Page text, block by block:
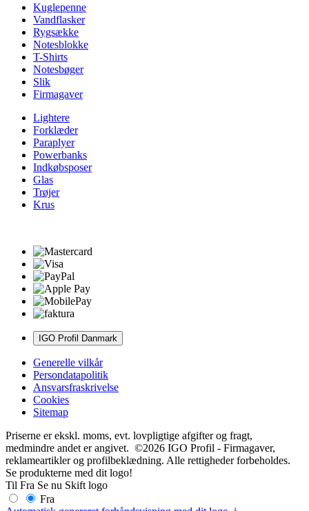
Kuglepenne
Vandflasker
Rygsække
Notesblokke
T-Shirts
Notesbøger
Slik
Firmagaver
Lightere
Forklæder
Paraplyer
Powerbanks
Indkøbsposer
Glas
Trøjer
Krus
IGO Profil Danmark
Generelle vilkår
Persondatapolitik
Ansvarsfraskrivelse
Cookies
Sitemap
Priserne er ekskl. moms, evt. lovpligtige afgifter og fragt,
medmindre andet er angivet. ©2026 IGO Profil - Firmagaver,
reklameartikler og profilbeklædning. Alle rettigheder forbeholdes.
Se produkterne med dit logo!
Til Fra Se nu Skift logo
Fra